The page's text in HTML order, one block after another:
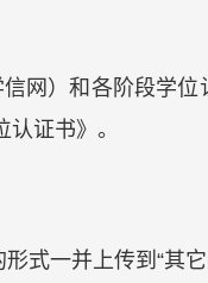
网）和各阶段学
证书》。
式一并上传到“其它